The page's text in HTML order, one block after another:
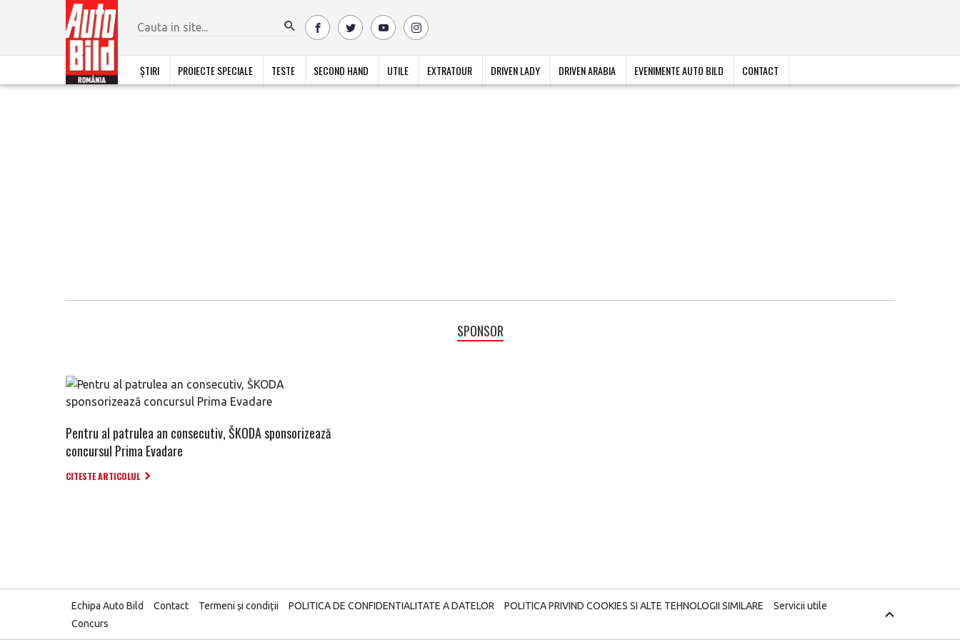
ȘTIRI PROIECTE SPECIALE TESTE SECOND HAND UTILE EXTRATOUR DRIVEN LADY DRIVEN ARABIA EVENIMENTE AUTO BILD CONTACT
SPONSOR
Pentru al patrulea an consecutiv, ŠKODA sponsorizează
concursul Prima Evadare
CITESTE ARTICOLUL
Echipa Auto Bild Contact Termeni și condiții POLITICA DE CONFIDENTIALITATE A DATELOR POLITICA PRIVIND COOKIES SI ALTE TEHNOLOGII SIMILARE
Servicii utile
Concurs